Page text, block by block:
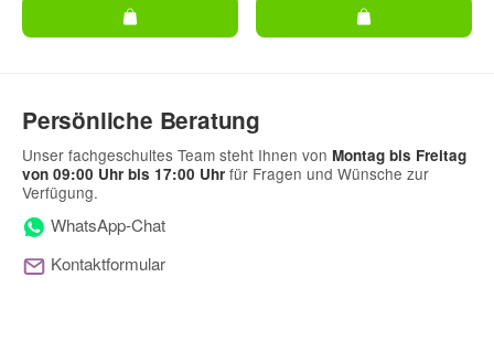
Persönliche Beratung
Unser fachgeschultes Team steht Ihnen von Montag bis Freitag
von 09:00 Uhr bis 17:00 Uhr für Fragen und Wünsche zur
Verfügung.
WhatsApp-Chat
Kontaktformular